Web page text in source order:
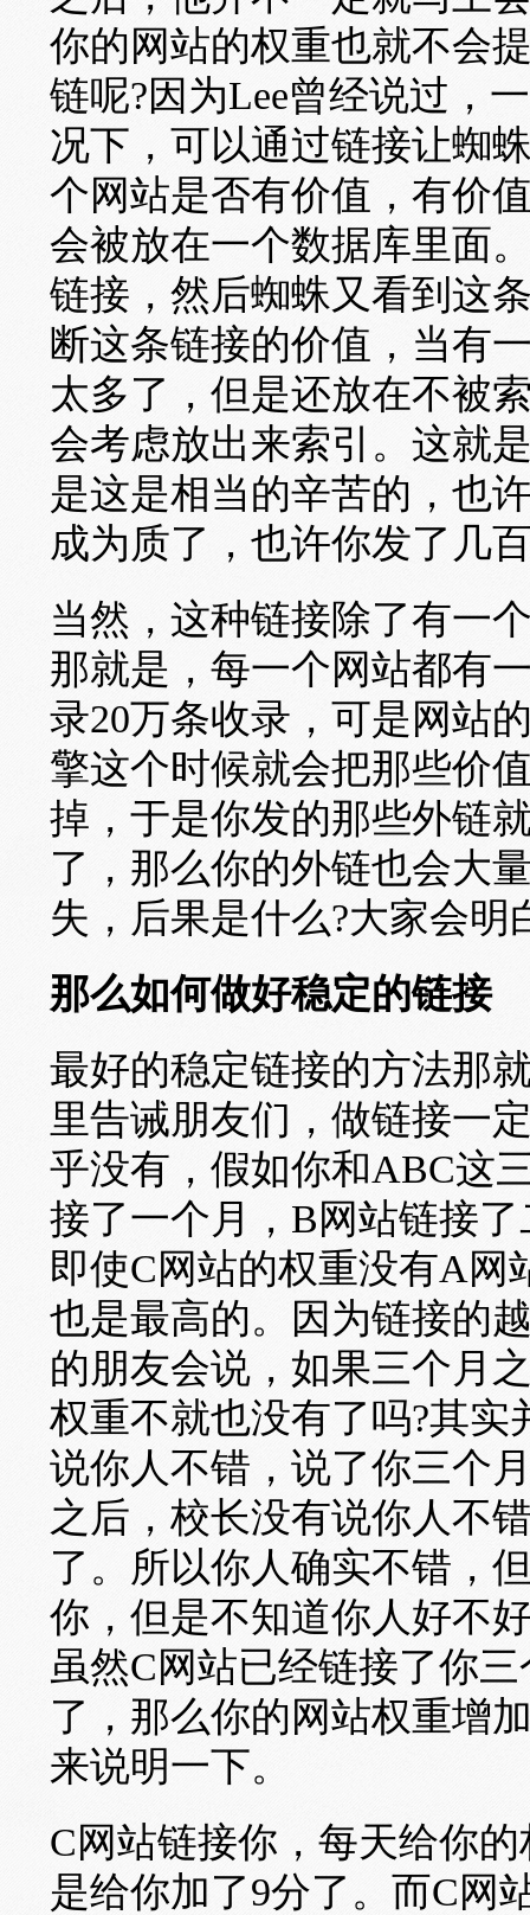
你的网站的权重也就不会
链呢?因为Lee曾经说过，
况下，可以通过链接让蜘
个网站是否有价值，有价
会被放在一个数据库里面
链接，然后蜘蛛又看到这
断这条链接的价值，当有
太多了，但是还放在不被
会考虑放出来索引。这就
是这是相当的辛苦的，也
成为质了，也许你发了几
当然，这种链接除了有一
那就是，每一个网站都有
录20万条收录，可是网站
擎这个时候就会把那些价
掉，于是你发的那些外链
了，那么你的外链也会大
失，后果是什么?大家会明
那么如何做好稳定的链接
最好的稳定链接的方法那
里告诫朋友们，做链接一
乎没有，假如你和ABC这
接了一个月，B网站链接
即使C网站的权重没有A网
也是最高的。因为链接的
的朋友会说，如果三个月
权重不就也没有了吗?其
说你人不错，说了你三个
之后，校长没有说你人不
了。所以你人确实不错，
你，但是不知道你人好不
虽然C网站已经链接了你
了，那么你的网站权重增
来说明一下。
C网站链接你，每天给你
是给你加了9分了。而C网